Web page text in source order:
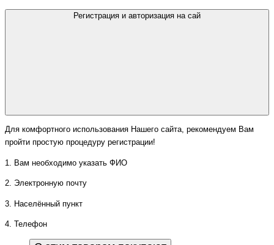
Регистрация и авторизация на сай
Для комфортного использования Нашего сайта, рекомендуем Вам
пройти простую процедуру регистрации!
1. Вам необходимо указать ФИО
2. Электронную почту
3. Населённый пункт
4. Телефон